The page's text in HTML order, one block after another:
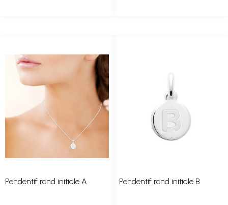
Pendentif rond initiale A Pendentif rond initiale B